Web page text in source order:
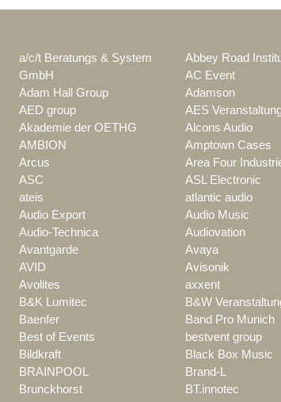
a/c/t Beratungs & System
GmbH
Abbey Road
AC Event
Adam Hall Group Adamson
AED group AES
Akademie der OETHG Alcons Audio
AMBION Amptown Cases
Arcus Area Four
ASC ASL Electronic
ateis atlantic audio
Audio Export Audio Music
Audio-Technica Audiovation
Avantgarde Avaya
AVID Avisonik
Avolites axxent
B&K Lumitec B&W
Baenfer Band Pro Munich
Best of Events bestvent group
Bildkraft Black Box Music
BRAINPOOL Brand-L
Brunckhorst BT.innotec